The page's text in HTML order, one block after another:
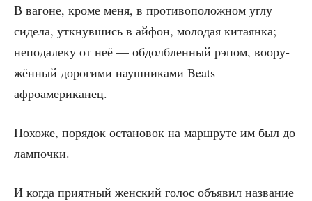
В вагоне, кро­ме меня, в про­ти­во­по­лож­ном углу
сиде­ла, уткнув­шись в айфон, моло­дая кита­ян­ка;
непо­да­ле­ку от неё — обдолб­лен­ный рэпом, воору­
жён­ный доро­ги­ми науш­ни­ка­ми Beats
афроамериканец.
Похо­же, поря­док оста­но­вок на марш­ру­те им был до
лампочки.
И когда при­ят­ный жен­ский голос объ­явил назва­ние